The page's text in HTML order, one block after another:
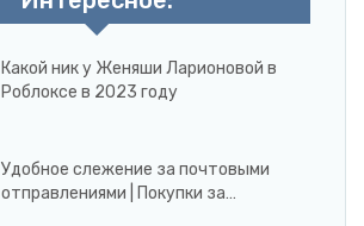
Какой ник у Женяши Ларионовой в
Роблоксе в 2023 году
Удобное слежение за почтовыми
отправлениями | Покупки за…